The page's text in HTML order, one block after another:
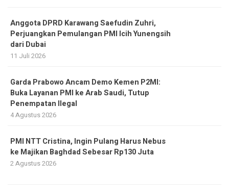
Anggota DPRD Karawang Saefudin Zuhri,
Perjuangkan Pemulangan PMI Icih Yunengsih
dari Dubai
11 Juli 2026
Garda Prabowo Ancam Demo Kemen P2MI:
Buka Layanan PMI ke Arab Saudi, Tutup
Penempatan Ilegal
4 Agustus 2026
PMI NTT Cristina, Ingin Pulang Harus Nebus
ke Majikan Baghdad Sebesar Rp130 Juta
2 Agustus 2026